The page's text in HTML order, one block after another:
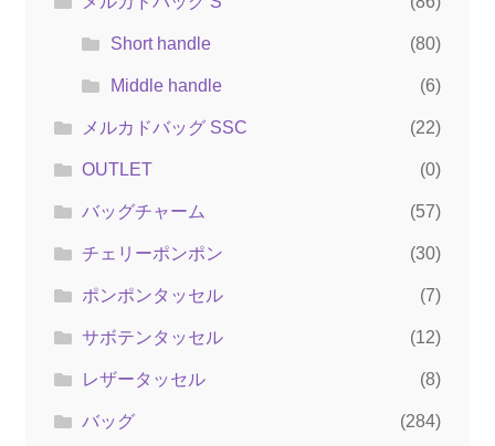
Short handle (80)
Middle handle (6)
メルカドバッグ SSC (22)
OUTLET (0)
バッグチャーム (57)
チェリーポンポン (30)
ポンポンタッセル (7)
サボテンタッセル (12)
レザータッセル (8)
バッグ (284)